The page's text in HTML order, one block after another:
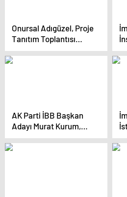
Onursal Adıgüzel, Proje
Tanıtım Toplantısı
Düzenledi…
“Yapacağımız Projeler
AK Parti İBB Başkan
Adayı Murat Kurum,
Kastamonu’da sel
felaketinden zarar